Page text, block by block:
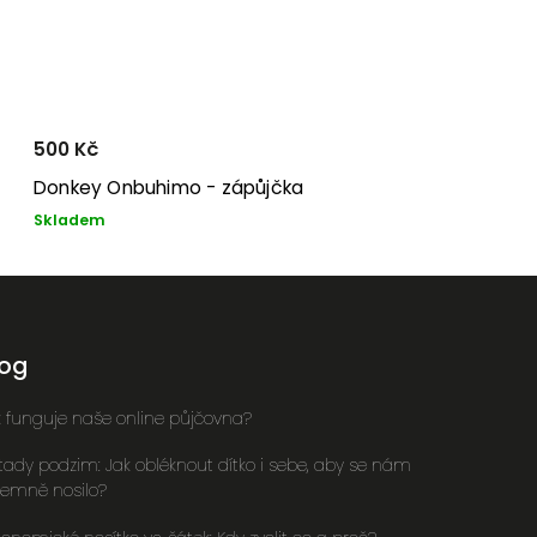
Donkey Onbuhimo - zápůjčka
Skladem
500 Kč
funguje naše online půjčovna?
podzim: Jak obléknout dítko i sebe, aby se nám
nosilo?